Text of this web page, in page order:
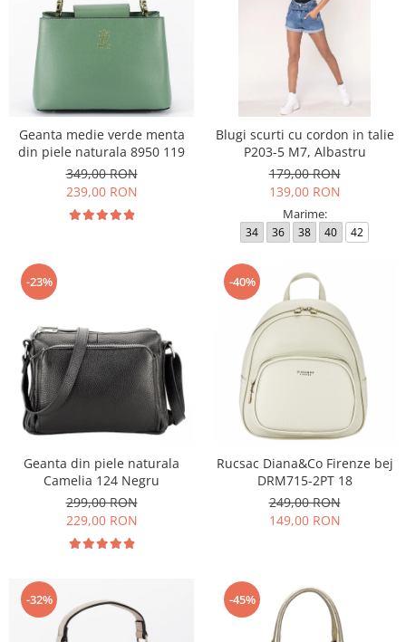
Geanta medie verde menta
din piele naturala 8950 119
349,00 RON
239,00 RON
Blugi scurti cu cordon in talie
P203-5 M7, Albastru
179,00 RON
139,00 RON
Marime:
34 36 38 40 42
-23%
Geanta din piele naturala
Camelia 124 Negru
299,00 RON
229,00 RON
-40%
Rucsac Diana&Co Firenze bej
DRM715-2PT 18
249,00 RON
149,00 RON
-32% -45%